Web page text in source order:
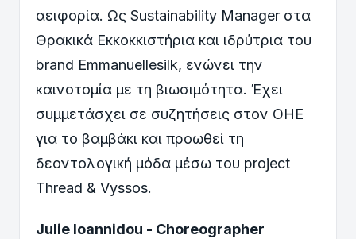
αειφορία. Ως Sustainability Manager στα
Θρακικά Εκκοκκιστήρια και ιδρύτρια του
brand Emmanuellesilk, ενώνει την
καινοτομία με τη βιωσιμότητα. Έχει
συμμετάσχει σε συζητήσεις στον ΟΗΕ
για το βαμβάκι και προωθεί τη
δεοντολογική μόδα μέσω του project
Thread & Vyssos.
Julie Ioannidou - Choreographer